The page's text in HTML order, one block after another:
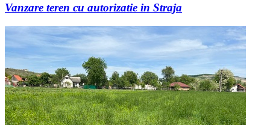
Vanzare teren cu autorizatie in Straja